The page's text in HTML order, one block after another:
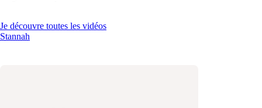
Je découvre toutes les vidéos
Stannah